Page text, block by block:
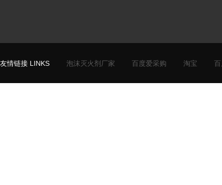
友情链接 LINKS 泡沫灭火剂厂家 百度爱采购 淘宝